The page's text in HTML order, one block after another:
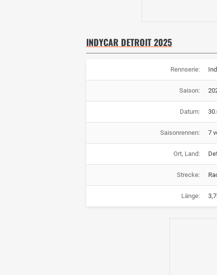
INDYCAR DETROIT 2025
Rennserie:
Saison:
Datum:
Saisonrennen: 7
Ort, Land:
Strecke:
Länge: